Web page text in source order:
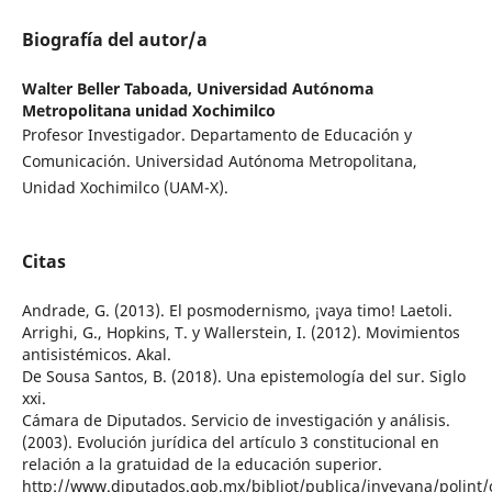
Biografía del autor/a
Walter Beller Taboada, Universidad Autónoma
Metropolitana unidad Xochimilco
Profesor Investigador. Departamento de Educación y
Comunicación. Universidad Autónoma Metropolitana,
Unidad Xochimilco (UAM-X).
Citas
Andrade, G. (2013). El posmodernismo, ¡vaya timo! Laetoli.
Arrighi, G., Hopkins, T. y Wallerstein, I. (2012). Movimientos
antisistémicos. Akal.
De Sousa Santos, B. (2018). Una epistemología del sur. Siglo
xxi.
Cámara de Diputados. Servicio de investigación y análisis.
(2003). Evolución jurídica del artículo 3 constitucional en
relación a la gratuidad de la educación superior.
http://www.diputados.gob.mx/bibliot/publica/inveyana/polint/